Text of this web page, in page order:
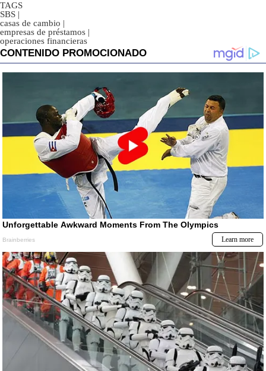
TAGS
SBS |
casas de cambio |
empresas de préstamos |
operaciones financieras